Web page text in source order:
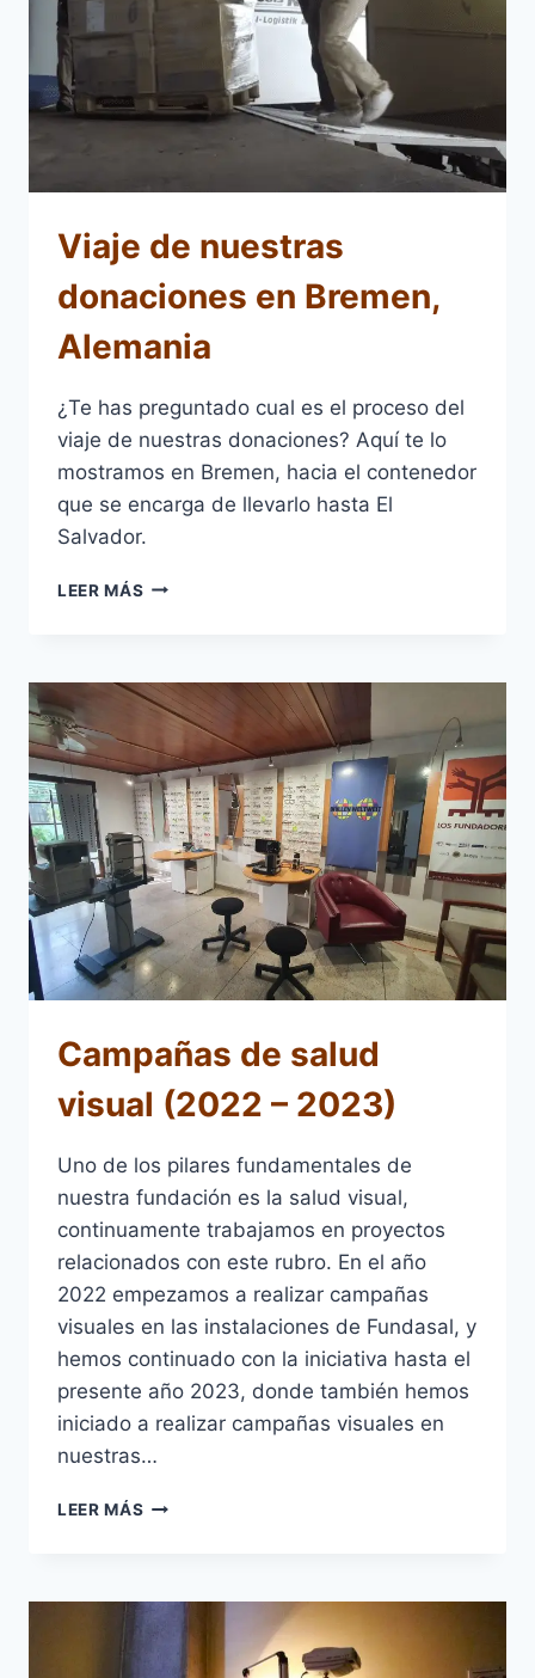
Viaje de nuestras
donaciones en Bremen,
Alemania
¿Te has preguntado cual es el proceso del
viaje de nuestras donaciones? Aquí te lo
mostramos en Bremen, hacia el contenedor
que se encarga de llevarlo hasta El
Salvador.
LEER MÁS VIAJE
EN
BREMEN,
ALEMANIA
Campañas de salud
visual (2022 – 2023)
Uno de los pilares fundamentales de
nuestra fundación es la salud visual,
continuamente trabajamos en proyectos
relacionados con este rubro. En el año
2022 empezamos a realizar campañas
visuales en las instalaciones de Fundasal, y
hemos continuado con la iniciativa hasta el
presente año 2023, donde también hemos
iniciado a realizar campañas visuales en
nuestras…
LEER MÁS CAMPAÑAS
(2022